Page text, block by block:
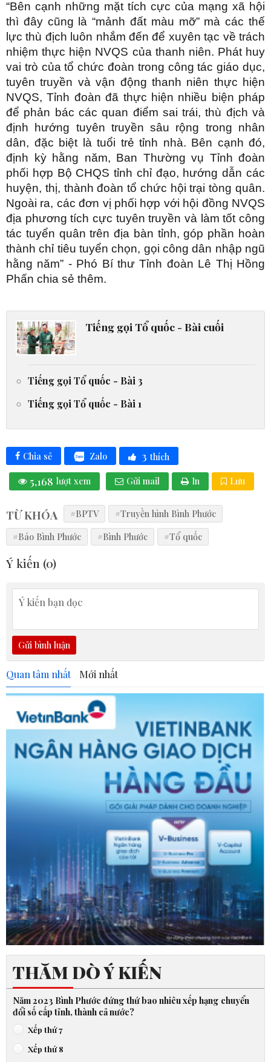
“Bên cạnh những mặt tích cực của mạng xã hội
thì đây cũng là “mảnh đất màu mỡ” mà các thế
lực thù địch luôn nhắm đến để xuyên tạc về trách
nhiệm thực hiện NVQS của thanh niên. Phát huy
vai trò của tổ chức đoàn trong công tác giáo dục,
tuyên truyền và vận động thanh niên thực hiện
NVQS, Tỉnh đoàn đã thực hiện nhiều biện pháp
để phản bác các quan điểm sai trái, thù địch và
định hướng tuyên truyền sâu rộng trong nhân
dân, đặc biệt là tuổi trẻ tỉnh nhà. Bên cạnh đó,
định kỳ hằng năm, Ban Thường vụ Tỉnh đoàn
phối hợp Bộ CHQS tỉnh chỉ đạo, hướng dẫn các
huyện, thị, thành đoàn tổ chức hội trại tòng quân.
Ngoài ra, các đơn vị phối hợp với hội đồng NVQS
địa phương tích cực tuyên truyền và làm tốt công
tác tuyển quân trên địa bàn tỉnh, góp phần hoàn
thành chỉ tiêu tuyển chọn, gọi công dân nhập ngũ
hằng năm” - Phó Bí thư Tỉnh đoàn Lê Thị Hồng
Phấn chia sẻ thêm.
Tiếng gọi Tổ quốc - Bài cuối
Tiếng gọi Tổ quốc - Bài 3
Tiếng gọi Tổ quốc - Bài 1
Chia sẻ Zalo 3 thích
5,168 lượt xem Gửi mail In Lưu
TỪ KHÓA #BPTV
#Truyền hình Bình Phước
#Báo Bình Phước
#Bình Phước #Tổ quốc
Ý kiến (0)
Gửi bình luận
Quan tâm nhất Mới nhất
THĂM DÒ Ý KIẾN
Năm 2023 Bình Phước đứng thứ bao nhiêu xếp hạng chuyển
đổi số cấp tỉnh, thành cả nước?
Xếp thứ 7
Xếp thứ 8